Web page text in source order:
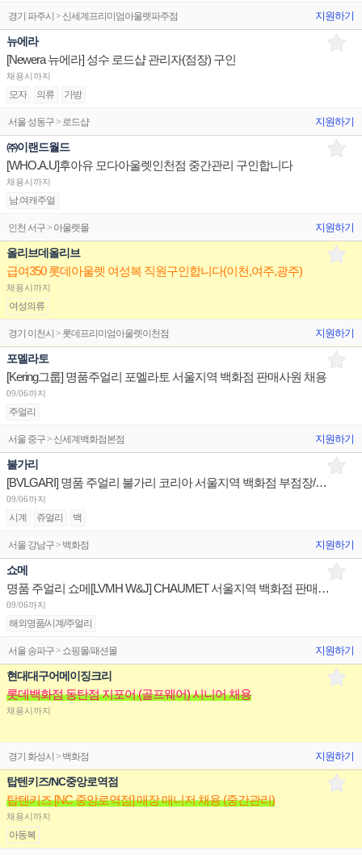
경기 파주시 > 신세계프리미엄아울렛파주점 지원하기
뉴에라
[Newera 뉴에라] 성수 로드샵 관리자(점장) 구인
채용시까지
모자 의류 가방
서울 성동구 > 로드샵 지원하기
㈜이랜드월드
[WHO.A.U]후아유 모다아울렛인천점 중간관리 구인합니다
채용시까지
남.여캐주얼
인천 서구 > 아울렛몰 지원하기
올리브데올리브
급여350 롯데아울렛 여성복 직원구인합니다(이천,여주,광주)
채용시까지
여성의류
경기 이천시 > 롯데프리미엄아울렛이천점 지원하기
포멜라토
[Kering그룹] 명품주얼리 포멜라토 서울지역 백화점 판매사원 채용
09/06까지
주얼리
서울 중구 > 신세계백화점본점 지원하기
불가리
[BVLGARI] 명품 주얼리 불가리 코리아 서울지역 백화점 부점장/판매사원/어드민 채용
09/06까지
시계 쥬얼리 백
서울 강남구 > 백화점 지원하기
쇼메
명품 주얼리 쇼메[LVMH W&J] CHAUMET 서울지역 백화점 판매사원 채용
09/06까지
해외명품/시계/주얼리
서울 송파구 > 쇼핑몰/패션몰 지원하기
현대대구어메이징크리
롯데백화점 동탄점 지포어 (골프웨어) 시니어 채용
채용시까지
경기 화성시 > 백화점 지원하기
탑텐키즈/NC중앙로역점
탑텐키즈 [NC 중앙로역점] 매장 매니저 채용 (중간관리)
채용시까지
아동복